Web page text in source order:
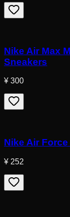
Nike Air Max
Sneakers
¥ 300
Nike Air
¥ 252